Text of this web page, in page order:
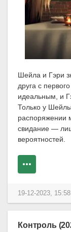
Шейла и Гэри
друга с
идеальным, и
Только у
распоряжении
свидание —
вероятностей.
19-12-2023, 15:58
Контроль